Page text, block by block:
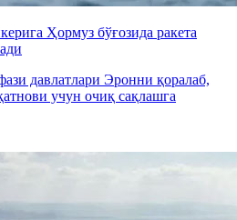
Ҳормуз бўғозида ракета
давлатлари Эронни қоралаб,
учун очиқ сақлашга